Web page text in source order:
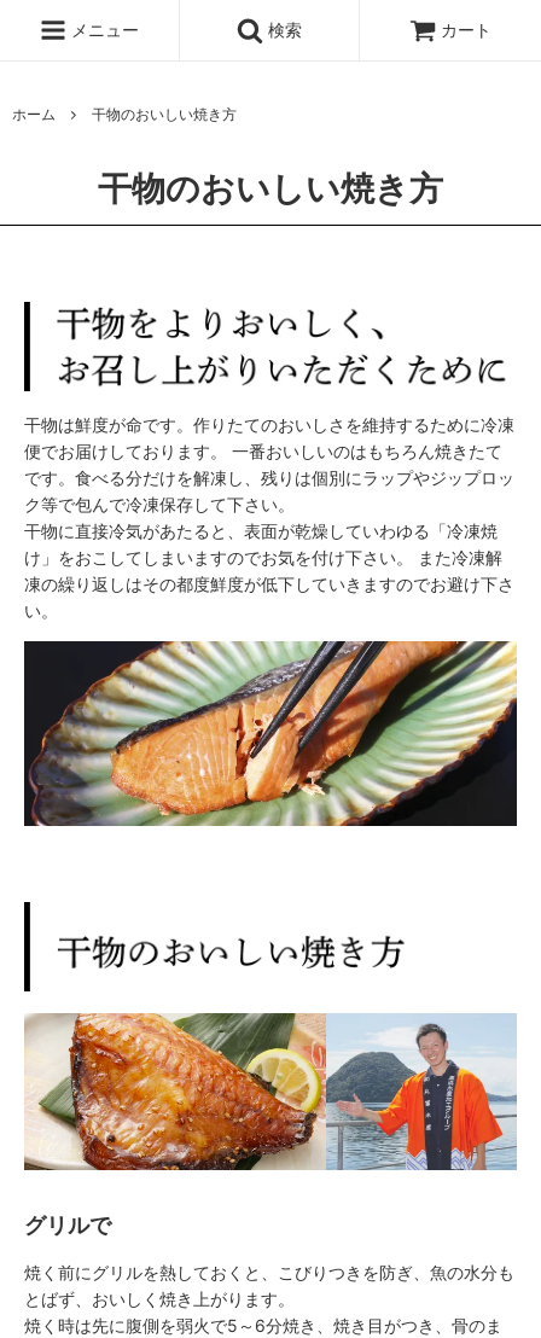
メニュー 検索 カート
ホーム 干物のおいしい焼き方
干物のおいしい焼き方
干物は鮮度が命です。作りたてのおいしさを維持するために冷凍
便でお届けしております。 一番おいしいのはもちろん焼きたて
です。食べる分だけを解凍し、残りは個別にラップやジップロッ
ク等で包んで冷凍保存して下さい。
干物に直接冷気があたると、表面が乾燥していわゆる「冷凍焼
け」をおこしてしまいますのでお気を付け下さい。 また冷凍解
凍の繰り返しはその都度鮮度が低下していきますのでお避け下さ
い。
グリルで
焼く前にグリルを熱しておくと、こびりつきを防ぎ、魚の水分も
とばず、おいしく焼き上がります。
焼く時は先に腹側を弱火で5～6分焼き、焼き目がつき、骨のま